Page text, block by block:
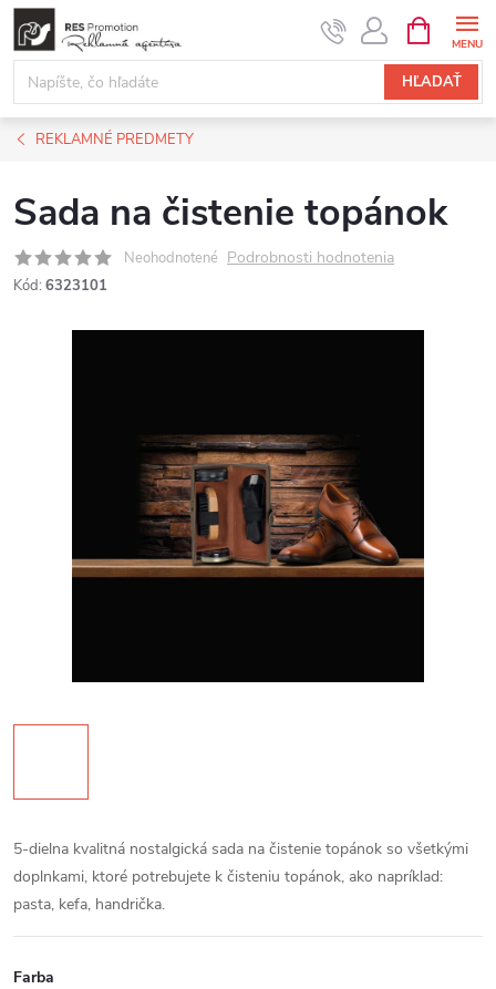
Prejsť
obsah
HĽADAŤ
KOŠÍK
REKLAMNÉ PREDMETY
Sada na čistenie topánok
Neohodnotené Podrobnosti hodnotenia
Kód: 6323101
5-dielna kvalitná nostalgická sada na čistenie topánok so všetkými
doplnkami, ktoré potrebujete k čisteniu topánok, ako napríklad:
pasta, kefa, handrička.
Farba